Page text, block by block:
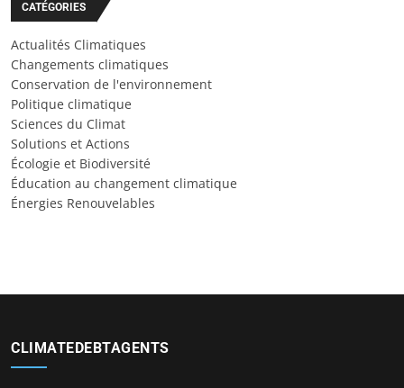
CATÉGORIES
Actualités Climatiques
Changements climatiques
Conservation de l'environnement
Politique climatique
Sciences du Climat
Solutions et Actions
Écologie et Biodiversité
Éducation au changement climatique
Énergies Renouvelables
CLIMATEDEBTAGENTS